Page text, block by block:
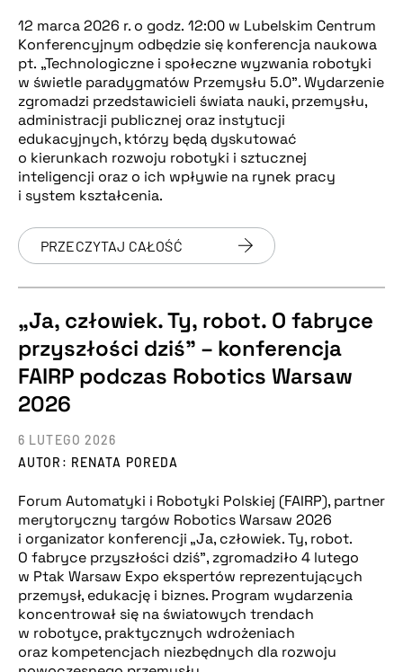
12 marca 2026 r. o godz. 12:00 w Lubelskim Centrum
Konferencyjnym odbędzie się konferencja naukowa
pt. „Technologiczne i społeczne wyzwania robotyki
w świetle paradygmatów Przemysłu 5.0”. Wydarzenie
zgromadzi przedstawicieli świata nauki, przemysłu,
administracji publicznej oraz instytucji
edukacyjnych, którzy będą dyskutować
o kierunkach rozwoju robotyki i sztucznej
inteligencji oraz o ich wpływie na rynek pracy
i system kształcenia.
PRZECZYTAJ CAŁOŚĆ
„Ja, człowiek. Ty, robot. O fabryce
przyszłości dziś” – konferencja
FAIRP podczas Robotics Warsaw
2026
AUTOR: RENATA POREDA
6 LUTEGO 2026
Forum Automatyki i Robotyki Polskiej (FAIRP), partner
merytoryczny targów Robotics Warsaw 2026
i organizator konferencji „Ja, człowiek. Ty, robot.
O fabryce przyszłości dziś”, zgromadziło 4 lutego
w Ptak Warsaw Expo ekspertów reprezentujących
przemysł, edukację i biznes. Program wydarzenia
koncentrował się na światowych trendach
w robotyce, praktycznych wdrożeniach
oraz kompetencjach niezbędnych dla rozwoju